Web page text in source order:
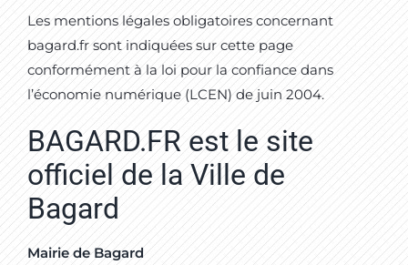
Les mentions légales obligatoires concernant
bagard.fr sont indiquées sur cette page
conformément à la loi pour la confiance dans
l’économie numérique (LCEN) de juin 2004.
BAGARD.FR est le site
officiel de la Ville de
Bagard
Mairie de Bagard